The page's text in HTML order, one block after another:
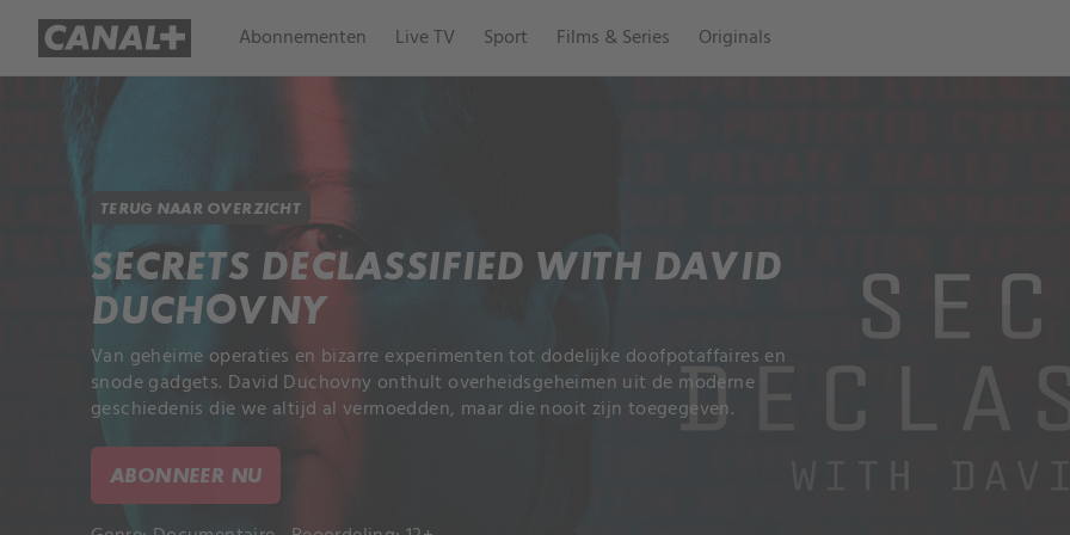
Abonnementen Live TV Sport Films & Series Originals
TERUG NAAR OVERZICHT
SECRETS DECLASSIFIED WITH DAVID
DUCHOVNY
Van geheime operaties en bizarre experimenten tot dodelijke doofpotaffaires en
snode gadgets. David Duchovny onthult overheidsgeheimen uit de moderne
geschiedenis die we altijd al vermoedden, maar die nooit zijn toegegeven.
ABONNEER NU